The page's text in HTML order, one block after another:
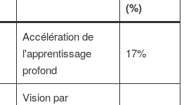
(%)
Accélération de
l'apprentissage
profond
17%
Vision par